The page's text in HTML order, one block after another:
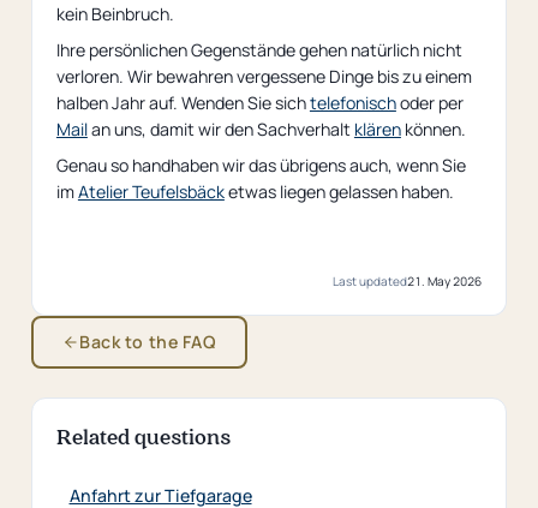
kein Beinbruch.
Ihre persönlichen Gegenstände gehen natürlich nicht
verloren. Wir bewahren vergessene Dinge bis zu einem
halben Jahr auf. Wenden Sie sichtelefonischoder per
Mailan uns, damit wir den Sachverhalt klärenkönnen.
Genau so handhaben wir das übrigens auch, wenn Sie
imAtelier Teufelsbäcketwas liegen gelassen haben.
Last updated21. May 2026
Back to the FAQ
Related questions
Anfahrt zur Tiefgarage